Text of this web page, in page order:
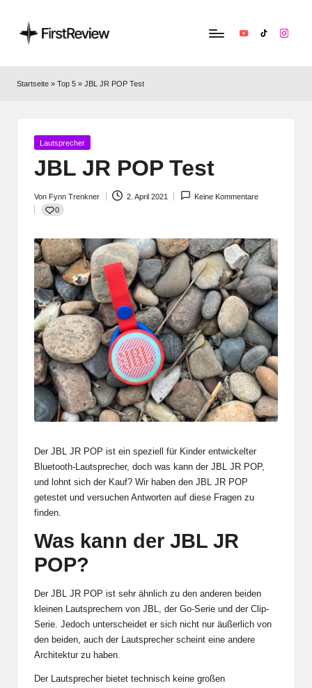
ir
Alles
Apple,
Kopfhörern
YouTubeTikTok
Startseite » Top 5 » JBL JR POP Test
Posted
Lautsprecher
JBL JR POP Test
Posted
by
Von Fynn Trenkner 2. April 2021
Keine Kommentare
0
Der JBL JR POP ist ein speziell für Kinder entwickelter
Bluetooth-Lautsprecher, doch was kann der JBL JR POP,
und lohnt sich der Kauf? Wir haben den JBL JR POP
getestet und versuchen Antworten auf diese Fragen zu
finden.
Was kann der JBL JR
POP?
Der JBL JR POP ist sehr ähnlich zu den anderen beiden
kleinen Lautsprechern von JBL, der Go-Serie und der Clip-
Serie. Jedoch unterscheidet er sich nicht nur äußerlich von
den beiden, auch der Lautsprecher scheint eine andere
Architektur zu haben.
Der Lautsprecher bietet technisch keine großen